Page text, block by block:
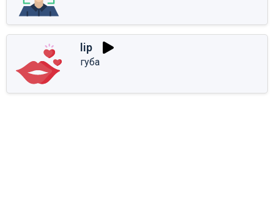
lip
губа